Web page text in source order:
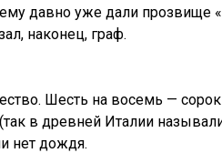
давно уже дали прозвище
наконец, граф.
Шесть на восемь —
в древней Италии
нет дождя.